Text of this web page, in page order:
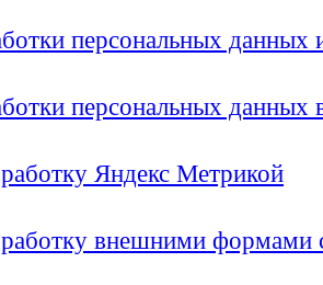
персональных
персональных
Яндекс Метрикой
внешними формами